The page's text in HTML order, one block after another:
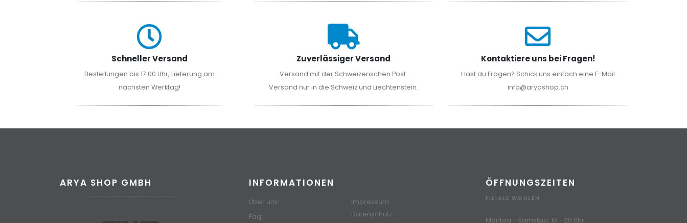
Schneller Versand
Bestellungen bis 17:00 Uhr, Lieferung am
nächsten Werktag!
Zuverlässiger Versand
Versand mit der Schweizerischen Post.
Versand nur in die Schweiz und Liechtenstein.
Kontaktiere uns bei Fragen!
Hast du Fragen? Schick uns einfach eine E-Mail
info@aryashop.ch
ARYA SHOP GMBH INFORMATIONEN
Über uns
Faq
Impressum
Datenschutz
ÖFFNUNGSZEITEN
FILIALE WOHLEN
Montag - Samstag: 10 - 20 Uhr